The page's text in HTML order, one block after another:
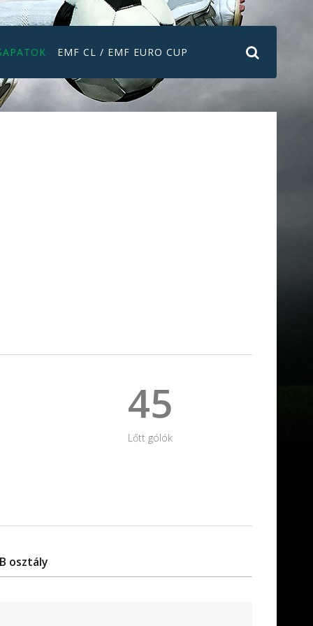
EMF CL / EMF EURO CUP
45
Lőtt gólók
osztály